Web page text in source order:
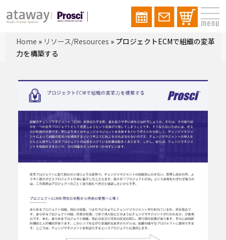
Home » リソース/Resources » プロジェクトECMで組織の変革
力を構築する